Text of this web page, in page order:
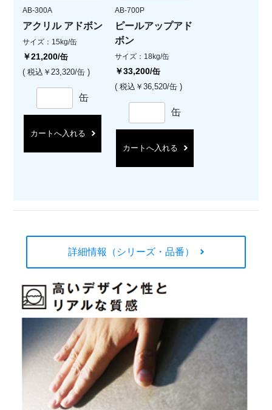
AB-300A
アクリル アドボン
サイズ：15kg/缶
￥21,200/缶
( 税込￥23,320/缶 )
缶
カートへ入れる
AB-700P
ピールアップアド
ボン
サイズ：18kg/缶
￥33,200/缶
( 税込￥36,520/缶 )
缶
カートへ入れる
詳細情報（シリーズ・品番）